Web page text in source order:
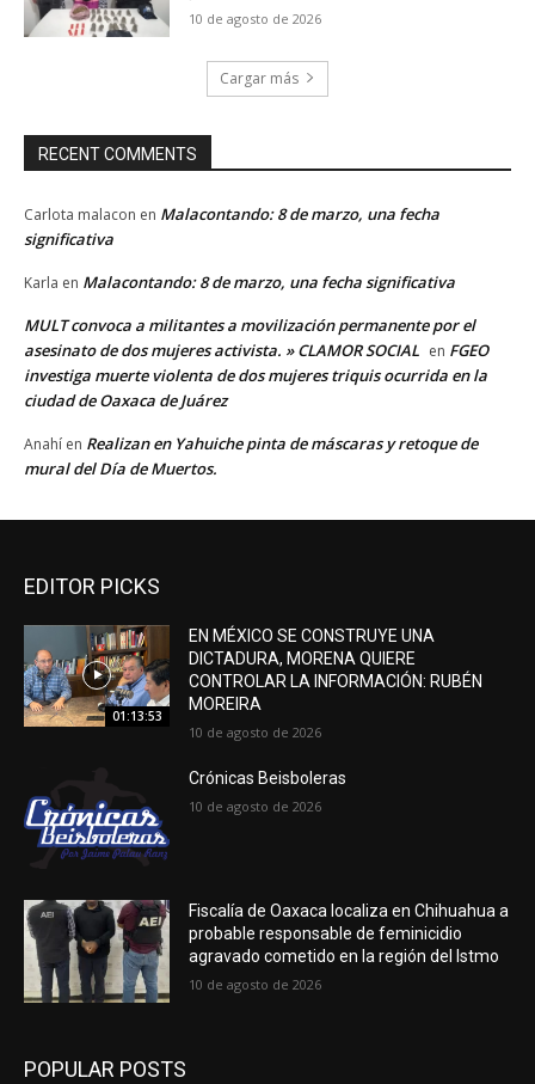
10 de agosto de 2026
Cargar más
RECENT COMMENTS
Carlota malacon en Malacontando: 8 de marzo, una fecha
significativa
Karla en Malacontando: 8 de marzo, una fecha significativa
MULT convoca a militantes a movilización permanente por el
asesinato de dos mujeres activista. » CLAMOR SOCIAL en FGEO
investiga muerte violenta de dos mujeres triquis ocurrida en la
ciudad de Oaxaca de Juárez
Anahí en Realizan en Yahuiche pinta de máscaras y retoque de
mural del Día de Muertos.
EDITOR PICKS
01:13:53
EN MÉXICO SE CONSTRUYE UNA
DICTADURA, MORENA QUIERE
CONTROLAR LA INFORMACIÓN: RUBÉN
MOREIRA
10 de agosto de 2026
Crónicas Beisboleras
10 de agosto de 2026
Fiscalía de Oaxaca localiza en Chihuahua a
probable responsable de feminicidio
agravado cometido en la región del Istmo
10 de agosto de 2026
POPULAR POSTS